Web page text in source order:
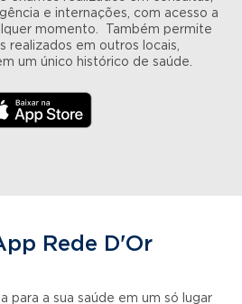
e internações, com acesso a
momento. Também permite
realizados em outros locais,
um único histórico de saúde.
Rede D'Or
para a sua saúde em um só lugar